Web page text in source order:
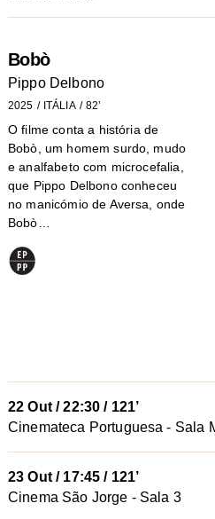
Bobò
Pippo Delbono
2025 ITÁLIA 82’
O filme conta a história de
Bobò, um homem surdo, mudo
e analfabeto com microcefalia,
que Pippo Delbono conheceu
no manicómio de Aversa, onde
Bobò…
22 Out /22:30 / 121’
Cinemateca Portuguesa - Sala
23 Out / 17:45 / 121’
Cinema São Jorge - Sala 3